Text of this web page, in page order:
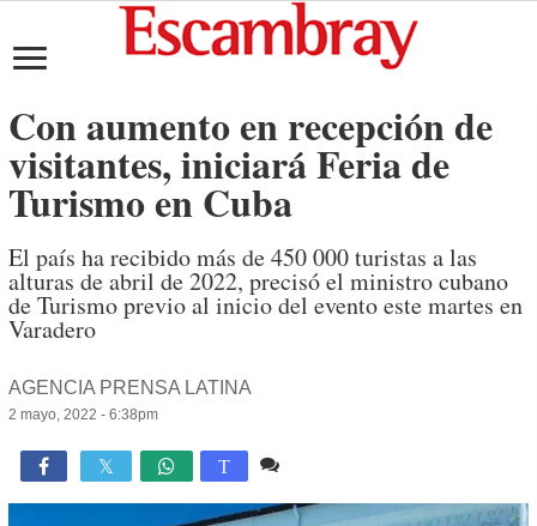
Con aumento en recepción de
visitantes, iniciará Feria de
Turismo en Cuba
El país ha recibido más de 450 000 turistas a las
alturas de abril de 2022, precisó el ministro cubano
de Turismo previo al inicio del evento este martes en
Varadero
AGENCIA PRENSA LATINA
2 mayo, 2022 - 6:38pm
 T